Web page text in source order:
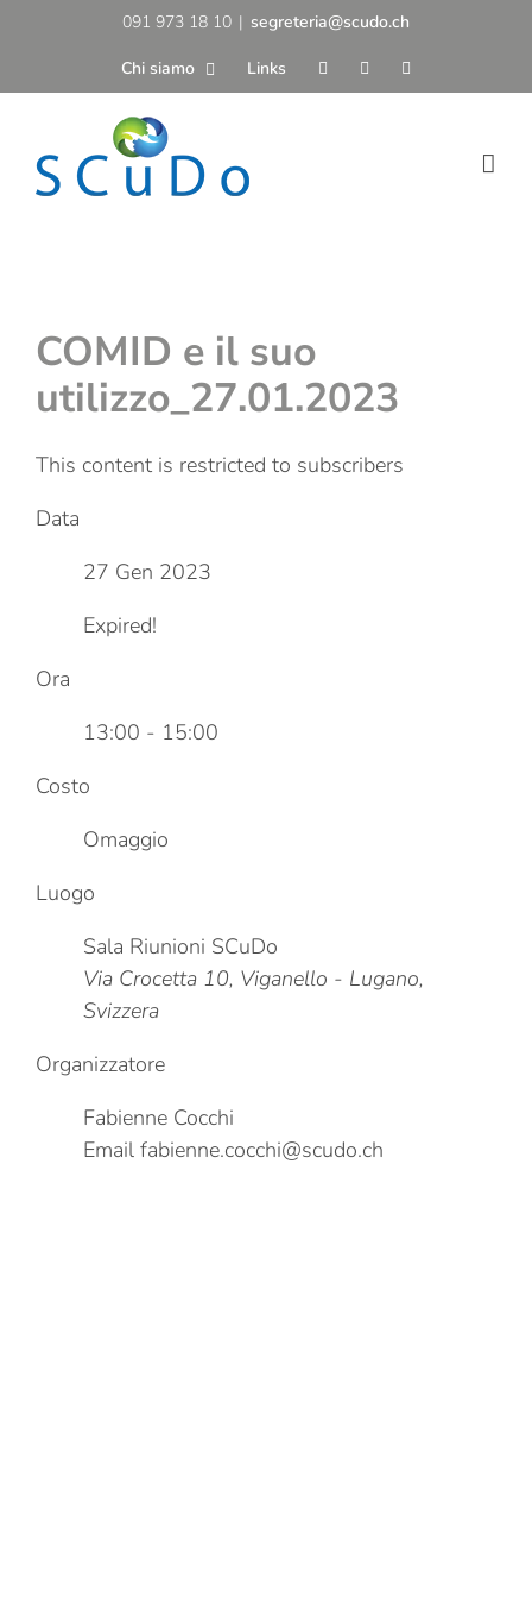
091 973 18 10 | segreteria@scudo.ch
Chi siamo Links
COMID e il suo
utilizzo_27.01.2023
This content is restricted to subscribers
Data
27 Gen 2023
Expired!
Ora
13:00 - 15:00
Costo
Omaggio
Luogo
Sala Riunioni SCuDo
Via Crocetta 10, Viganello - Lugano,
Svizzera
Organizzatore
Fabienne Cocchi
Email fabienne.cocchi@scudo.ch